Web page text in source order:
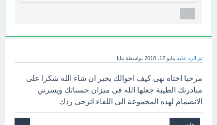
تم الرد عليه مايو 12، 2018 بواسطة مايا
مرحبا اختاه نهى كيف احوالك بخير ان شاء الله شكرا على
مبادرتك الطيبة جعلها الله في ميزان حسناتك ويسرني
الانضمام لهذه المجموعة الى اللقاء اترجى ردك